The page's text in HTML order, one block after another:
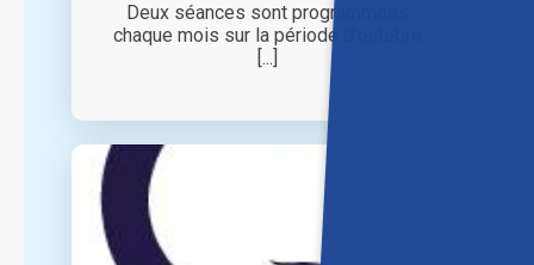
Deux séances sont programmées
chaque mois sur la période d'octobre
[...]